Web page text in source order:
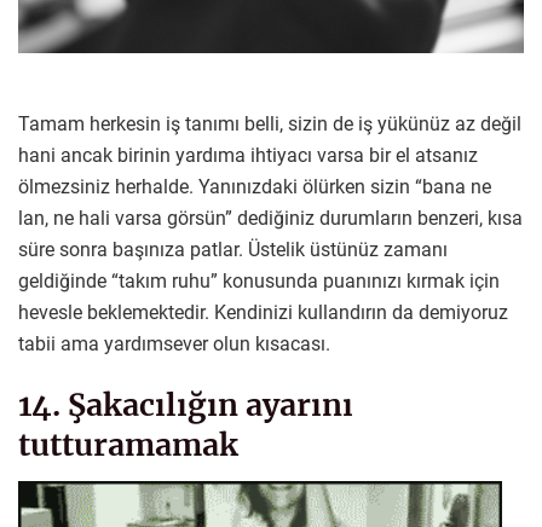
Tamam herkesin iş tanımı belli, sizin de iş yükünüz az değil
hani ancak birinin yardıma ihtiyacı varsa bir el atsanız
ölmezsiniz herhalde. Yanınızdaki ölürken sizin “bana ne
lan, ne hali varsa görsün” dediğiniz durumların benzeri, kısa
süre sonra başınıza patlar. Üstelik üstünüz zamanı
geldiğinde “takım ruhu” konusunda puanınızı kırmak için
hevesle beklemektedir. Kendinizi kullandırın da demiyoruz
tabii ama yardımsever olun kısacası.
14. Şakacılığın ayarını
tutturamamak